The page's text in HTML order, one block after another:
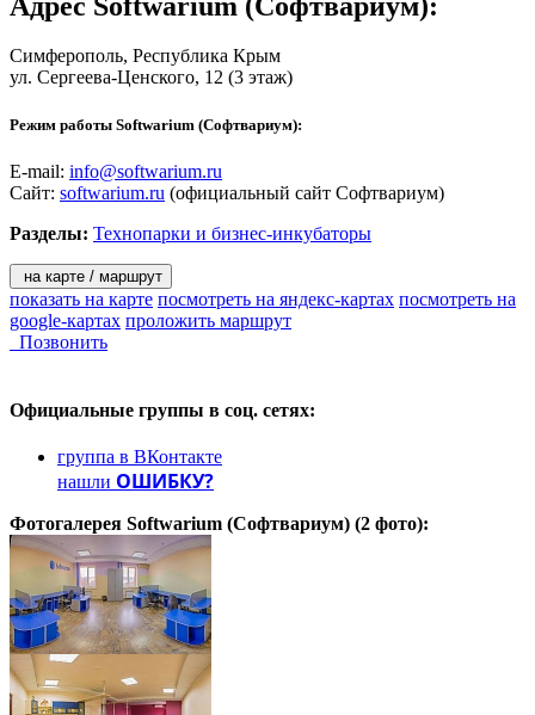
Симферополь, Республика Крым
ул. Сергеева-Ценского, 12 (3 этаж)
Режим работы Softwarium (Софтвариум):
E-mail: info@softwarium.ru
Сайт: softwarium.ru (официальный сайт Софтвариум)
Разделы: Технопарки и бизнес-инкубаторы
на карте / маршрут
показать на карте посмотреть на яндекс-картах посмотреть на
google-картах проложить маршрут
Позвонить
Официальные группы в соц. сетях:
группа в ВКонтакте
нашли ОШИБКУ?
Фотогалерея Softwarium (Софтвариум) (2 фото):